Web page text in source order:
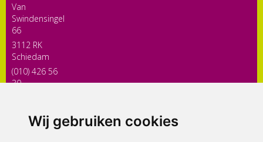
Wij gebruiken cookies
Van
Swindensingel
66
3112 RK
Schiedam
(010) 426 56
30
ONDERDEEL VAN